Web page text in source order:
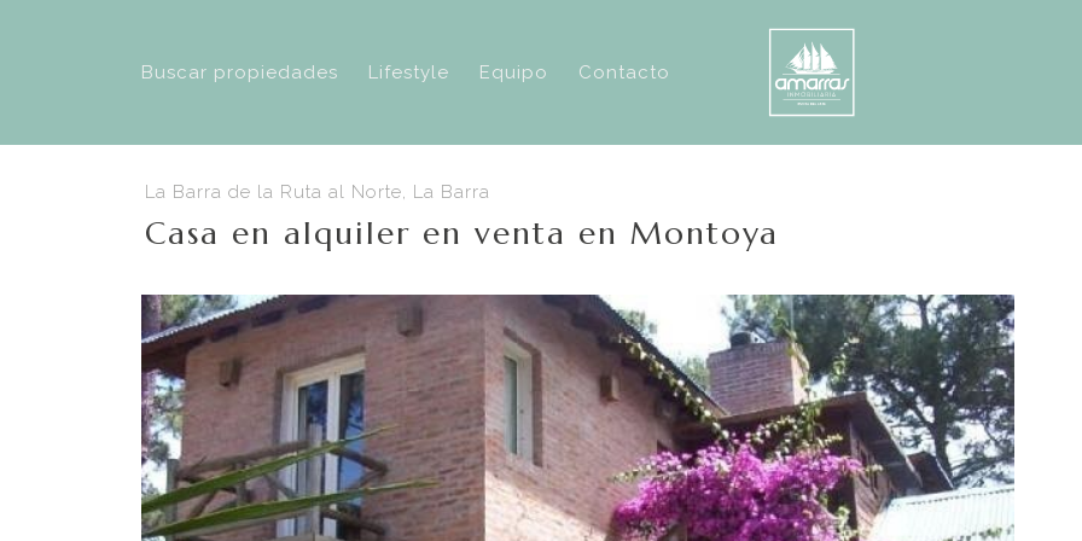
Buscar propiedades Lifestyle Equipo Contacto
La Barra de la Ruta al Norte, La Barra
Casa en alquiler en venta en Montoya